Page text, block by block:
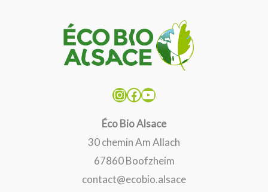
Instagram
Facebook
YouTube
Éco Bio Alsace
30 chemin Am Allach
67860 Boofzheim
contact@ecobio.alsace